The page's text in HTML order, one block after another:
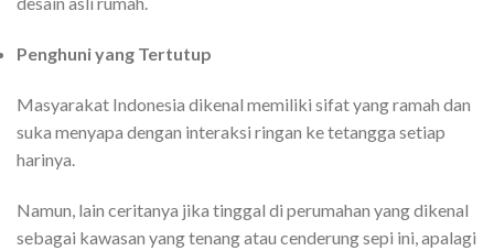
Penghuni yang Tertutup
Masyarakat Indonesia dikenal memiliki sifat yang ramah dan
suka menyapa dengan interaksi ringan ke tetangga setiap
harinya.
Namun, lain ceritanya jika tinggal di perumahan yang dikenal
sebagai kawasan yang tenang atau cenderung sepi ini, apalagi